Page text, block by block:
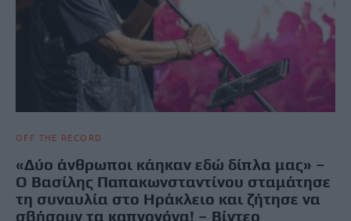
OFF THE RECORD
«Δύο άνθρωποι κάηκαν εδώ δίπλα μας» –
Ο Βασίλης Παπακωνσταντίνου σταμάτησε
τη συναυλία στο Ηράκλειο και ζήτησε να
σβήσουν τα καπνογόνα! – Βίντεο